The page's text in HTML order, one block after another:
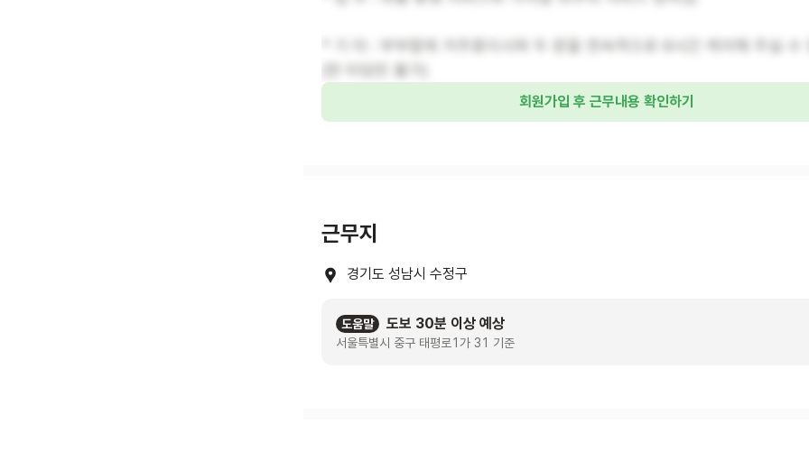
회원가입 후 근무내용 확인하기
근무지
경기도 성남시 수정구
도움말 도보 30분 이상 예상
서울특별시 중구 태평로1가 31 기준